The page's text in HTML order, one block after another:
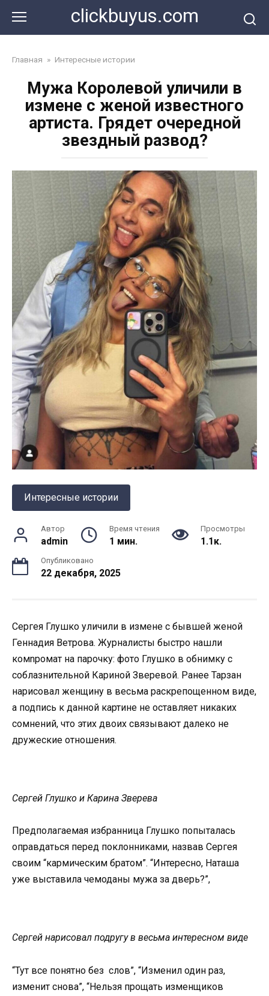
контенту
clickbuyus.com
Главная » Интересные истории
Мужа Королевой уличили в
измене с женой известного
артиста. Грядет очередной
звездный развод?
Интересные истории
Автор
admin
Время чтения
1 мин.
Просмотры
1.1к.
Опубликовано
22 декабря, 2025
Сергея Глушко уличили в измене с бывшей женой
Геннадия Ветрова. Журналисты быстро нашли
комnромат на парочку: фото Глушко в обнимку с
соблазнительной Кариной Зверевой. Ранее Тарзан
нарисовал женщину в весьма раскрепощенном виде,
а подпись к данной картине не оставляет никаких
сомнений, что этих двоих связывают далеко не
дружеские отношения.
Сергей Глушко и Карина Зверева
Предполагаемая избранница Глушко попыталась
оправдаться перед поклонниками, назвав Сергея
своим “кармическим братом”. “Интересно, Наташа
уже выставила чемоданы мужа за дверь?”,
Сергей нарисовал подругу в весьма интересном виде
“Тут все понятно без слов”, “Изменил один раз,
изменит снова”, “Нельзя прощать изменщиков